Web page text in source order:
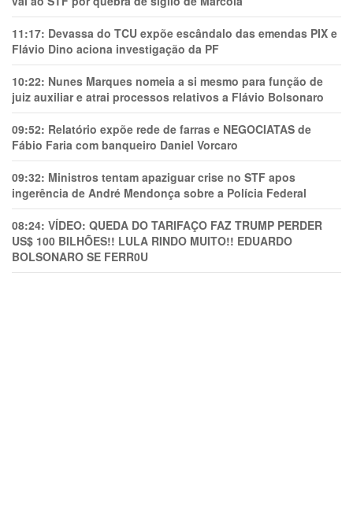
11:17: Devassa do TCU expõe escândalo das emendas PIX e
Flávio Dino aciona investigação da PF
10:22: Nunes Marques nomeia a si mesmo para função de
juiz auxiliar e atrai processos relativos a Flávio Bolsonaro
09:52: Relatório expõe rede de farras e NEGOCIATAS de
Fábio Faria com banqueiro Daniel Vorcaro
09:32: Ministros tentam apaziguar crise no STF apos
ingerência de André Mendonça sobre a Polícia Federal
08:24: VÍDEO: QUEDA DO TARIFAÇO FAZ TRUMP PERDER
US$ 100 BILHÕES!! LULA RINDO MUITO!! EDUARDO
BOLSONARO SE FERR0U